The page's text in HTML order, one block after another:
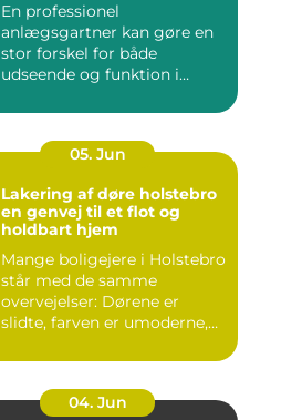
En professionel
anlægsgartner kan gøre en
stor forskel for både
udseende og funktion i
05. Jun
Lakering af døre holstebro
en genvej til et flot og
holdbart hjem
Mange boligejere i Holstebro
står med de samme
overvejelser: Dørene er
slidte, farven er umoderne,
04. Jun